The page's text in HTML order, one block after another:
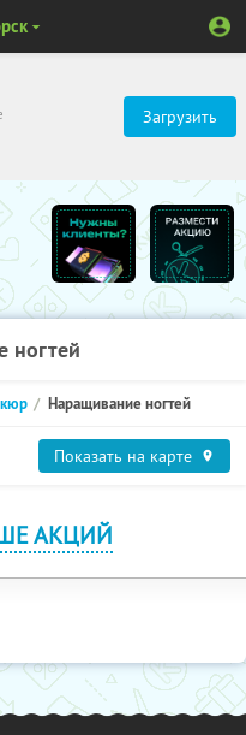
Загрузить
ногтей
Наращивание ногтей
Показать на карте
АКЦИЙ